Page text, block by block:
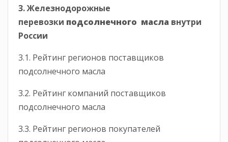
3. Железнодорожные
перевозки подсолнечного масла внутри
России
3.1. Рейтинг регионов поставщиков
подсолнечного масла
3.2. Рейтинг компаний поставщиков
подсолнечного масла
3.3. Рейтинг регионов покупателей